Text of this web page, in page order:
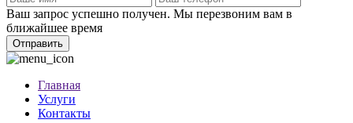
Ваш запрос успешно получен. Мы перезвоним вам в
ближайшее время
Отправить
Главная
Услуги
Контакты